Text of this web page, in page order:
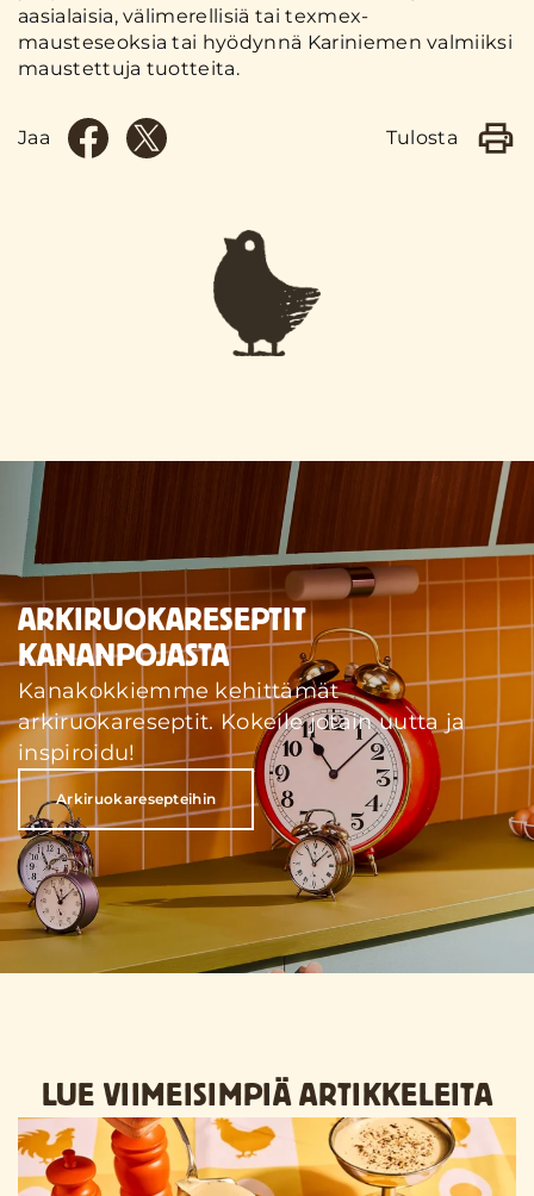
aasialaisia, välimerellisiä tai texmex-
mausteseoksia tai hyödynnä Kariniemen valmiiksi
maustettuja tuotteita.
Jaa Tulosta
ARKIRUOKARESEPTIT
KANANPOJASTA
Kanakokkiemme kehittämät
arkiruokareseptit. Kokeile jotain uutta ja
inspiroidu!
Arkiruokaresepteihin
LUE VIIMEISIMPIÄ ARTIKKELEITA